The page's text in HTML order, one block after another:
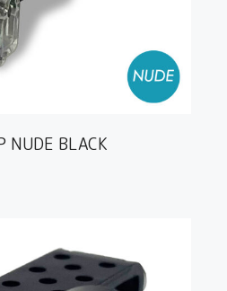
NUDE BLACK